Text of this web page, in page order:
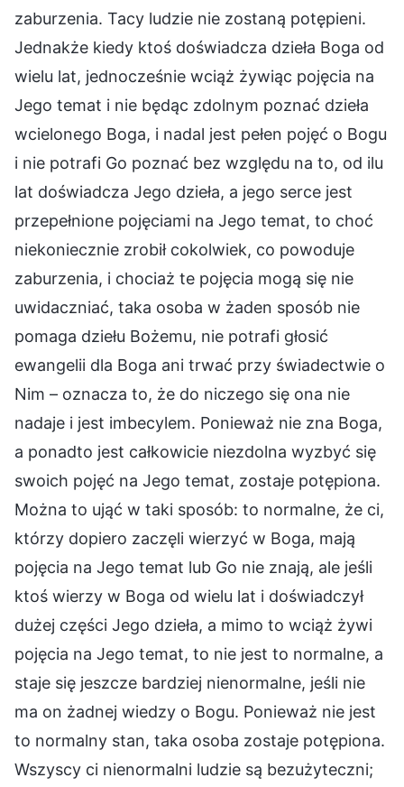
zaburzenia. Tacy ludzie nie zostaną potępieni.
Jednakże kiedy ktoś doświadcza dzieła Boga od
wielu lat, jednocześnie wciąż żywiąc pojęcia na
Jego temat i nie będąc zdolnym poznać dzieła
wcielonego Boga, i nadal jest pełen pojęć o Bogu
i nie potrafi Go poznać bez względu na to, od ilu
lat doświadcza Jego dzieła, a jego serce jest
przepełnione pojęciami na Jego temat, to choć
niekoniecznie zrobił cokolwiek, co powoduje
zaburzenia, i chociaż te pojęcia mogą się nie
uwidaczniać, taka osoba w żaden sposób nie
pomaga dziełu Bożemu, nie potrafi głosić
ewangelii dla Boga ani trwać przy świadectwie o
Nim – oznacza to, że do niczego się ona nie
nadaje i jest imbecylem. Ponieważ nie zna Boga,
a ponadto jest całkowicie niezdolna wyzbyć się
swoich pojęć na Jego temat, zostaje potępiona.
Można to ująć w taki sposób: to normalne, że ci,
którzy dopiero zaczęli wierzyć w Boga, mają
pojęcia na Jego temat lub Go nie znają, ale jeśli
ktoś wierzy w Boga od wielu lat i doświadczył
dużej części Jego dzieła, a mimo to wciąż żywi
pojęcia na Jego temat, to nie jest to normalne, a
staje się jeszcze bardziej nienormalne, jeśli nie
ma on żadnej wiedzy o Bogu. Ponieważ nie jest
to normalny stan, taka osoba zostaje potępiona.
Wszyscy ci nienormalni ludzie są bezużyteczni;